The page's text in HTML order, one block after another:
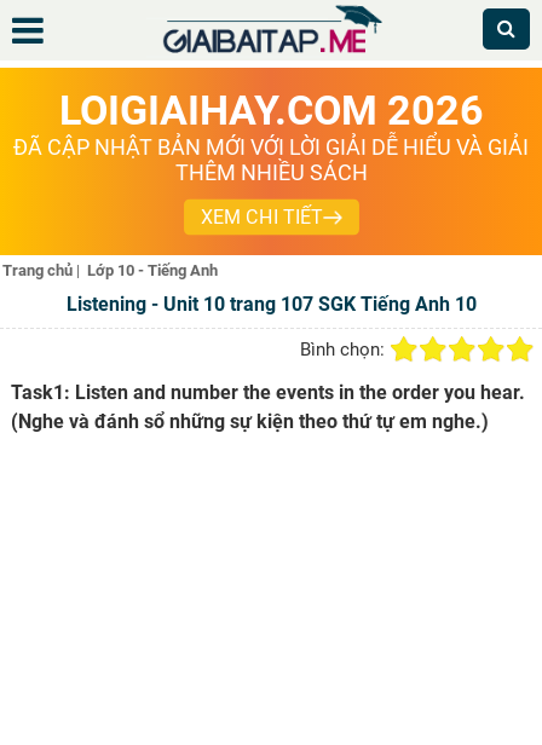
LOIGIAIHAY.COM 2026
ĐÃ CẬP NHẬT BẢN MỚI VỚI LỜI GIẢI DỄ HIỂU VÀ GIẢI
THÊM NHIỀU SÁCH
XEM CHI TIẾT
Trang chủ | Lớp 10 - Tiếng Anh
Listening - Unit 10 trang 107 SGK Tiếng Anh 10
Bình chọn:
Task1: Listen and number the events in the order you hear.
(Nghe và đánh sổ những sự kiện theo thứ tự em nghe.)